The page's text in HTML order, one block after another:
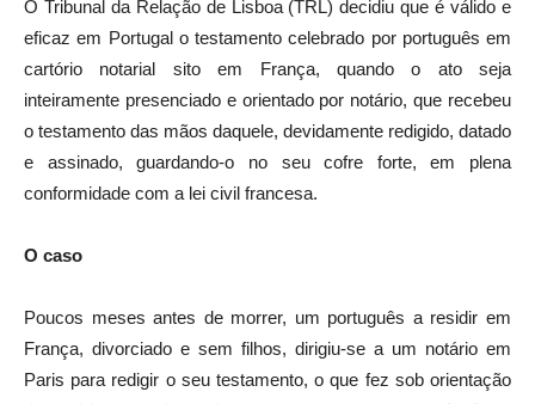
O Tribunal da Relação de Lisboa (TRL) decidiu que é válido e
eficaz em Portugal o testamento celebrado por português em
cartório notarial sito em França, quando o ato seja
inteiramente presenciado e orientado por notário, que recebeu
o testamento das mãos daquele, devidamente redigido, datado
e assinado, guardando-o no seu cofre forte, em plena
conformidade com a lei civil francesa.
O caso
Poucos meses antes de morrer, um português a residir em
França, divorciado e sem filhos, dirigiu-se a um notário em
Paris para redigir o seu testamento, o que fez sob orientação